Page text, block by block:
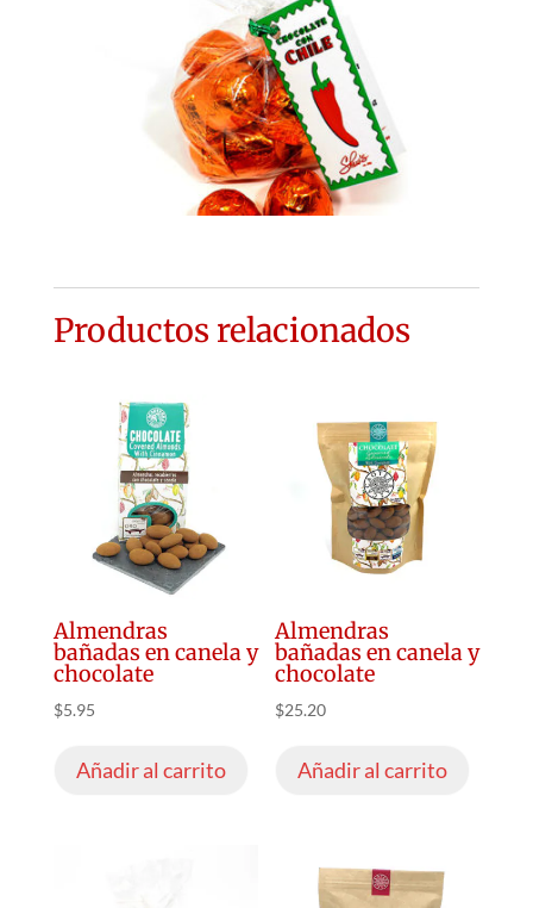
Productos relacionados
Almendras
bañadas en canela y
chocolate
$5.95
Añadir al carrito
Almendras
bañadas en canela y
chocolate
$25.20
Añadir al carrito